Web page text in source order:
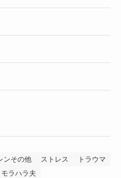
ンその他 ストレス
トラウマ
モラハラ夫